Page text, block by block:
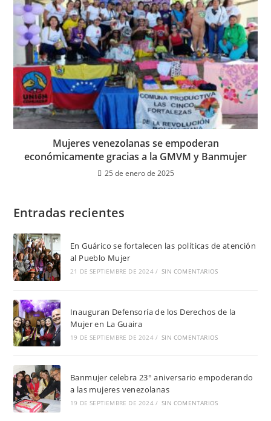
Mujeres venezolanas se empoderan
económicamente gracias a la GMVM y Banmujer
25 de enero de 2025
Entradas recientes
En Guárico se fortalecen las políticas de atención
al Pueblo Mujer
21 DE SEPTIEMBRE DE 2024 / SIN COMENTARIOS
Inauguran Defensoría de los Derechos de la
Mujer en La Guaira
19 DE SEPTIEMBRE DE 2024 / SIN COMENTARIOS
Banmujer celebra 23° aniversario empoderando
a las mujeres venezolanas
19 DE SEPTIEMBRE DE 2024 / SIN COMENTARIOS